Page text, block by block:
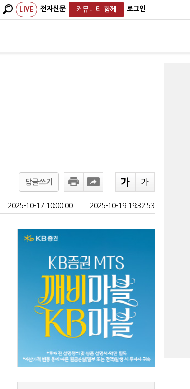
LIVE 전자신문 커뮤니티 함께 로그인
답글쓰기
2025-10-17 10:00:00 2025-10-19 19:32:53